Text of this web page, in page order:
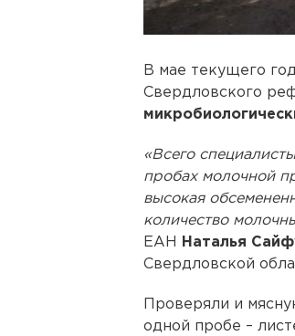
В мае текущего
Свердловского
«Всего
пробах молочной
высокая
количество
ЕАН
Наталья
Свердловской
Проверяли и
одной пробе –